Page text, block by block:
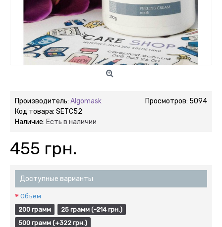
Просмотров: 5094
Производитель: Algomask
Код товара: SETC52
Наличие: Есть в наличии
455 грн.
Доступные варианты
Объем
200 грамм
25 грамм (-214 грн.)
500 грамм (+322 грн.)